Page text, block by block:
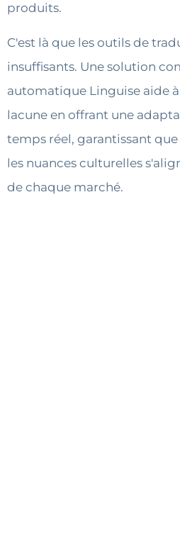
produits.
C'est là que les outils de
insuffisants. Une solution
automatique Linguise aide
lacune en offrant une
temps réel, garantissant
les nuances culturelles
de chaque marché.